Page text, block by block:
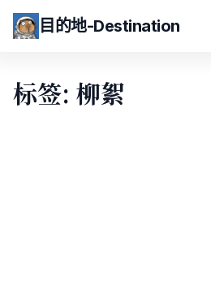
目的地-Destination
标签: 柳絮